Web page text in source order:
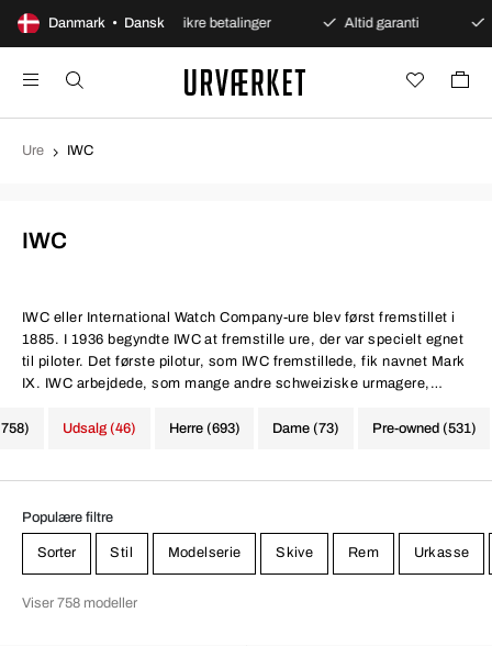
Danmark • Dansk
køb Sikre betalinger Altid garanti Hurtig
Ure IWC
IWC
IWC eller International Watch Company-ure blev først fremstillet i
1885. I 1936 begyndte IWC at fremstille ure, der var specielt egnet
til piloter. Det første pilotur, som IWC fremstillede, fik navnet Mark
IX. IWC arbejdede, som mange andre schweiziske urmagere,
1978 lancerede F.A. Porsche og
sammen verdens første ur
Herre (693) Dame (73) Pre-owned (531)
Udsalg (46)
Populære filtre
Sorter Stil Modelserie Skive Rem Urkasse
Viser 758 modeller